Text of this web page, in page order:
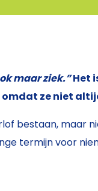
maar ziek.”Het
ze niet
bestaan, maar
termijn voor